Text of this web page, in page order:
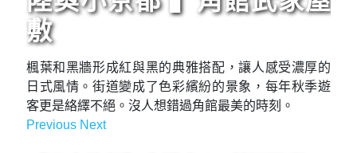
敷
楓葉和黑牆形成紅與黑的典雅搭配，讓人感受濃厚的
日式風情。街道變成了色彩繽紛的景象，每年秋季遊
客更是絡繹不絕。沒人想錯過角館最美的時刻。
Previous Previous
NextNext